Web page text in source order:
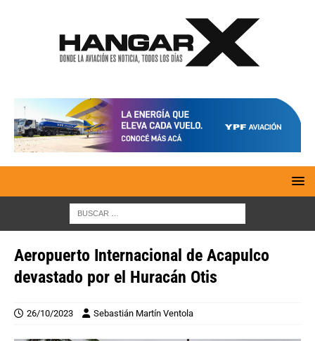
Aeropuerto Internacional de Acapulco
devastado por el Huracán Otis
26/10/2023 Sebastián Martín Ventola